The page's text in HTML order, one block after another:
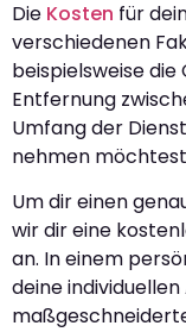
Die Kosten für
verschiedenen
beispielsweise die
Entfernung
Umfang der
nehmen
Um dir einen
wir dir eine
an. In einem
deine